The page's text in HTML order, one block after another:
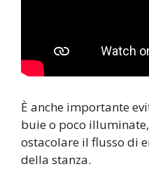
È anche importante
buie o poco
ostacolare il flusso di
della stanza.